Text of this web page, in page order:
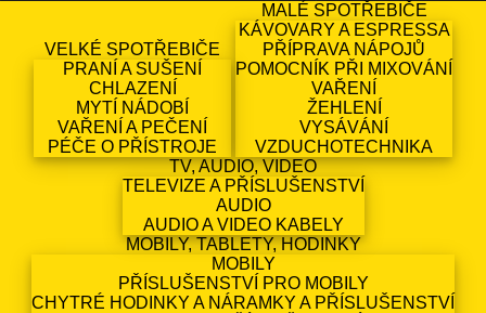
VELKÉ SPOTŘEBIČE
PRANÍ A SUŠENÍ
CHLAZENÍ
MYTÍ NÁDOBÍ
VAŘENÍ A PEČENÍ
PÉČE O PŘÍSTROJE
MALÉ SPOTŘEBIČE
KÁVOVARY A ESPRESSA
PŘÍPRAVA NÁPOJŮ
POMOCNÍK PŘI MIXOVÁNÍ
VAŘENÍ
ŽEHLENÍ
VYSÁVÁNÍ
VZDUCHOTECHNIKA
TV, AUDIO, VIDEO
TELEVIZE A PŘÍSLUŠENSTVÍ
AUDIO
AUDIO A VIDEO KABELY
MOBILY, TABLETY, HODINKY
MOBILY
PŘÍSLUŠENSTVÍ PRO MOBILY
CHYTRÉ HODINKY A NÁRAMKY A PŘÍSLUŠENSTVÍ